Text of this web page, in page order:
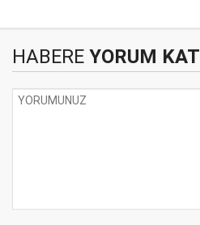
HABERE YORUM KAT